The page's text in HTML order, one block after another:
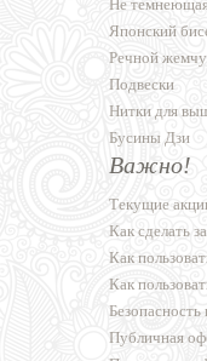
Не
Японский
Речной
Подвески
Нитки для
Бусины Дзи
Важно!
Текущие
Как сделать
Как
Как
Безопасность
Публичная